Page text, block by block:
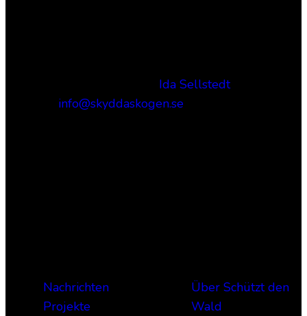
Ida Sellstedt
info@skyddaskogen.se
Nachrichten
Projekte
Über Schützt den
Wald